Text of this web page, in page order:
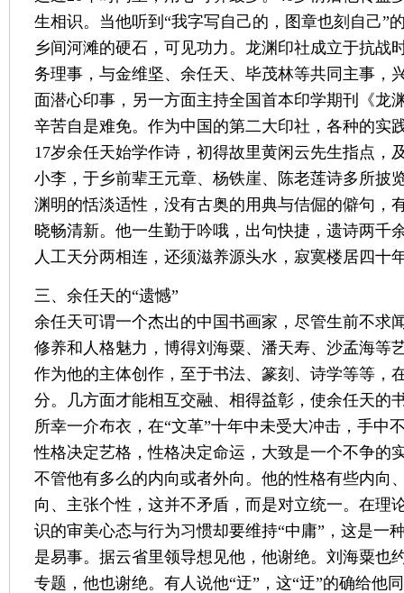
生相识。当他听到“我字写自己的，图章也刻自己”
乡间河滩的硬石，可见功力。龙渊印社成立于抗战
务理事，与金维坚、余任天、毕茂林等共同主事，
面潜心印事，另一方面主持全国首本印学期刊《龙
辛苦自是难免。作为中国的第二大印社，各种的实
17岁余任天始学作诗，初得故里黄闲云先生指点，
小李，于乡前辈王元章、杨铁崖、陈老莲诗多所披
渊明的恬淡适性，没有古奥的用典与佶倔的僻句，
晓畅清新。他一生勤于吟哦，出句快捷，遗诗两千
人工天分两相连，还须滋养源头水，寂寞楼居四十
三、余任天的“遗憾”
余任天可谓一个杰出的中国书画家，尽管生前不求
修养和人格魅力，博得刘海粟、潘天寿、沙孟海等
作为他的主体创作，至于书法、篆刻、诗学等等，
分。几方面才能相互交融、相得益彰，使余任天的
所幸一介布衣，在“文革”十年中未受大冲击，手中
性格决定艺格，性格决定命运，大致是一个不争的
不管他有多么的内向或者外向。他的性格有些内向
向、主张个性，这并不矛盾，而是对立统一。在理
识的审美心态与行为习惯却要维持“中庸”，这是一
是易事。据云省里领导想见他，他谢绝。刘海粟也
专题，他也谢绝。有人说他“迂”，这“迂”的确给他